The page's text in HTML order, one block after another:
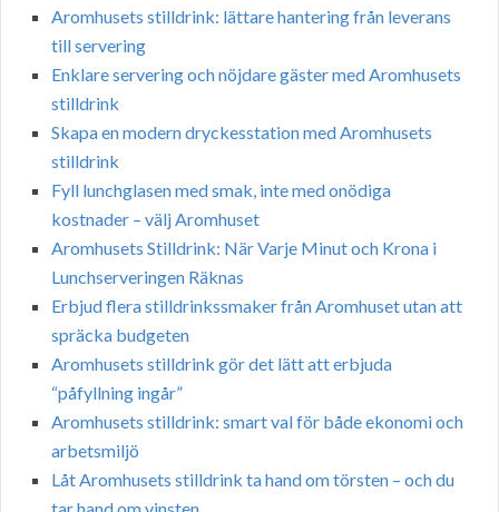
Aromhusets stilldrink: lättare hantering från leverans
till servering
Enklare servering och nöjdare gäster med Aromhusets
stilldrink
Skapa en modern dryckesstation med Aromhusets
stilldrink
Fyll lunchglasen med smak, inte med onödiga
kostnader – välj Aromhuset
Aromhusets Stilldrink: När Varje Minut och Krona i
Lunchserveringen Räknas
Erbjud flera stilldrinkssmaker från Aromhuset utan att
spräcka budgeten
Aromhusets stilldrink gör det lätt att erbjuda
“påfyllning ingår”
Aromhusets stilldrink: smart val för både ekonomi och
arbetsmiljö
Låt Aromhusets stilldrink ta hand om törsten – och du